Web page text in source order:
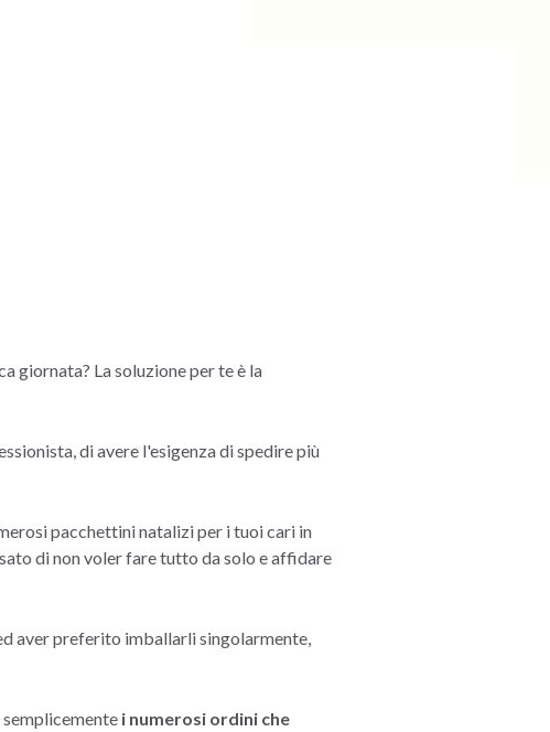
giornata? La soluzione per te è la
di avere l'esigenza di spedire più
pacchettini natalizi per i tuoi cari in
di non voler fare tutto da solo e affidare
aver preferito imballarli singolarmente,
i numerosi ordini che